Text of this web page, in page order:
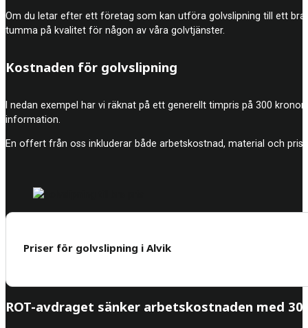
Om du letar efter ett företag som kan utföra golvslipning till ett
tumma på kvalitet för någon av våra golvtjänster.
Kostnaden för golvslipning
I nedan exempel har vi räknat på ett generellt timpris på 300
information.
En offert från oss inkluderar både arbetskostnad, material och
Priser för golvslipning i Alvik
ROT-avdraget sänker arbetskostnaden med